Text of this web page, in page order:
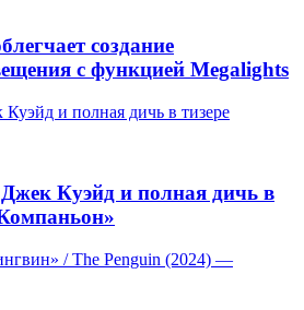
создание
с функцией Megalights
и полная дичь в тизере
Куэйд и полная дичь в
/ The Penguin (2024) —